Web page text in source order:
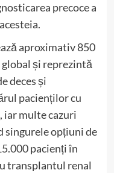
precoce a
aproximativ 850
și reprezintă
deces și
pacienților cu
iar multe cazuri
singurele opțiuni de
pacienți în
transplantul renal